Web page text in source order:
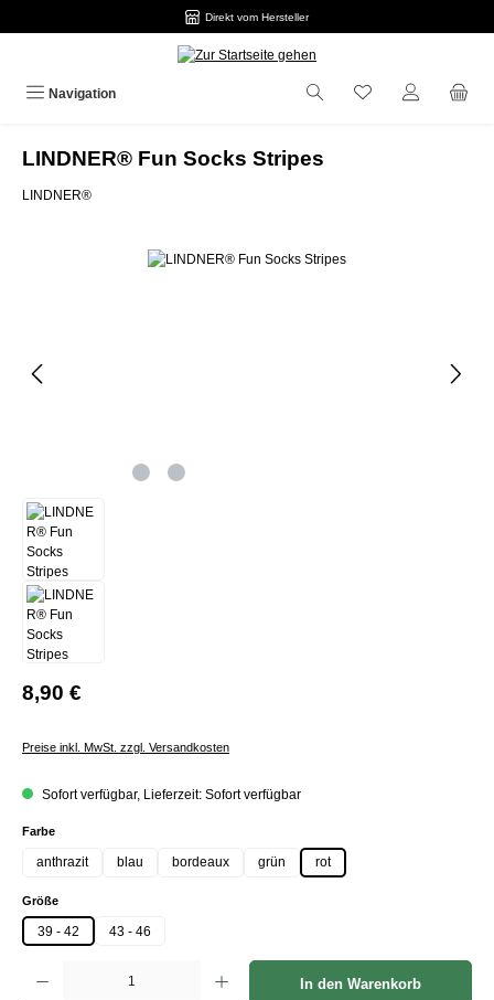
Direkt vom Hersteller
Navigation
LINDNER® Fun Socks Stripes
LINDNER®
Bildergalerie überspringen
8,90 €
Preise inkl. MwSt. zzgl. Versandkosten
Sofort verfügbar, Lieferzeit: Sofort verfügbar
Farbeauswählen
anthrazit blau bordeaux grün rot
Größeauswählen
39 - 42 43 - 46
Produkt Anzahl: Gib den gewünschten Wert ein oder benutze die Schaltflächen um die
In den Warenkorb